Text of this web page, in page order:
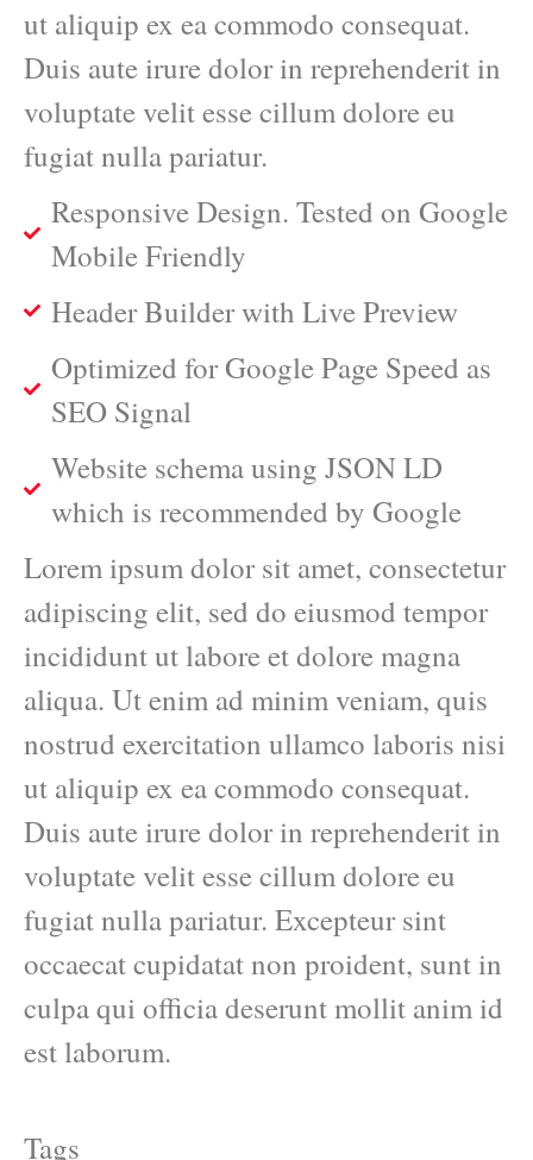
ut aliquip ex ea commodo consequat.
Duis aute irure dolor in reprehenderit in
voluptate velit esse cillum dolore eu
fugiat nulla pariatur.
Responsive Design. Tested on Google
Mobile Friendly
Header Builder with Live Preview
Optimized for Google Page Speed as
SEO Signal
Website schema using JSON LD
which is recommended by Google
Lorem ipsum dolor sit amet, consectetur
adipiscing elit, sed do eiusmod tempor
incididunt ut labore et dolore magna
aliqua. Ut enim ad minim veniam, quis
nostrud exercitation ullamco laboris nisi
ut aliquip ex ea commodo consequat.
Duis aute irure dolor in reprehenderit in
voluptate velit esse cillum dolore eu
fugiat nulla pariatur. Excepteur sint
occaecat cupidatat non proident, sunt in
culpa qui officia deserunt mollit anim id
est laborum.
Tags